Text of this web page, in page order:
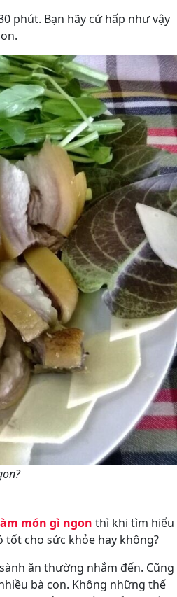
phút. Bạn hãy cứ hấp như vậy
món gì ngon thì khi tìm hiểu
cho sức khỏe hay không?
ăn thường nhắm đến. Cũng
bà con. Không những thế